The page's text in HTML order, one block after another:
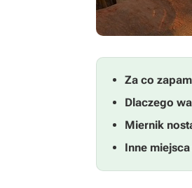
Za co
Dlaczego
Miernik
Inne